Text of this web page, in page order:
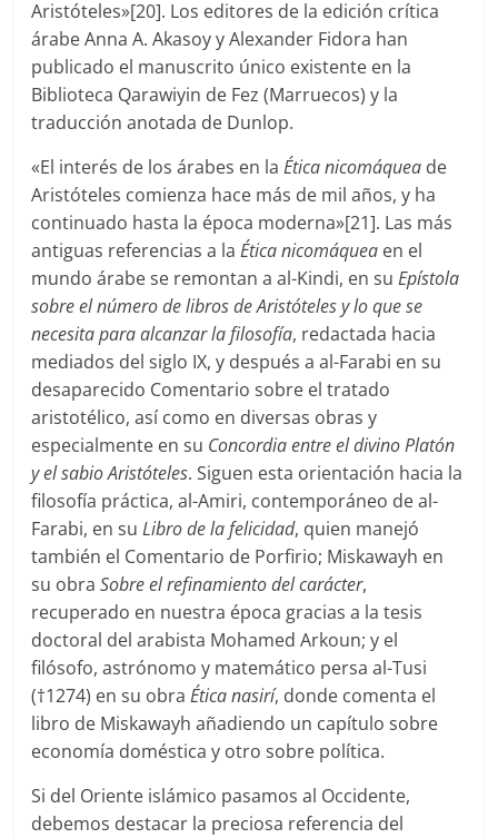
Aristóteles»[20]. Los editores de la edición crítica
árabe Anna A. Akasoy y Alexander Fidora han
publicado el manuscrito único existente en la
Biblioteca Qarawiyin de Fez (Marruecos) y la
traducción anotada de Dunlop.
«El interés de los árabes en laÉtica nicomáquea de
Aristóteles comienza hace más de mil años, y ha
continuado hasta la época moderna»[21]. Las más
antiguas referencias a laÉtica nicomáquea en el
mundo árabe se remontan a al-Kindi, en suEpístola
sobre el número de libros de Aristóteles y lo que se
necesita para alcanzar la filosofía, redactada hacia
mediados del siglo IX, y después a al-Farabi en su
desaparecido Comentario sobre el tratado
aristotélico, así como en diversas obras y
especialmente en su Concordia entre el divino Platón
y el sabio Aristóteles. Siguen esta orientación hacia la
filosofía práctica, al-Amiri, contemporáneo de al-
Farabi, en suLibro de la felicidad, quien manejó
también el Comentario de Porfirio; Miskawayh en
su obraSobre el refinamiento del carácter,
recuperado en nuestra época gracias a la tesis
doctoral del arabista Mohamed Arkoun; y el
filósofo, astrónomo y matemático persa al-Tusi
(†1274) en su obraÉtica nasirí, donde comenta el
libro de Miskawayh añadiendo un capítulo sobre
economía doméstica y otro sobre política.
Si del Oriente islámico pasamos al Occidente,
debemos destacar la preciosa referencia del